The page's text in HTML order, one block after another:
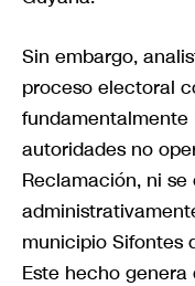
Sin embargo,
proceso electoral
fundamentalmente
autoridades no
Reclamación, ni
municipio Sifontes
Este hecho